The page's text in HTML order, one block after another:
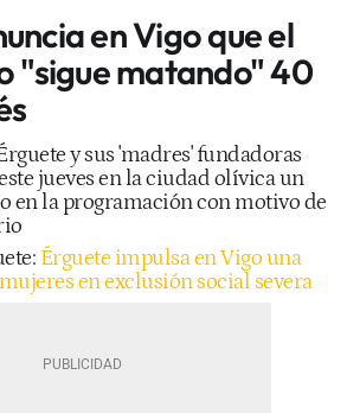
en Vigo que el
"sigue matando" 40
y sus 'madres' fundadoras
jueves en la ciudad olívica un
en la programación con motivo de
Érguete impulsa en Vigo una
en exclusión social severa